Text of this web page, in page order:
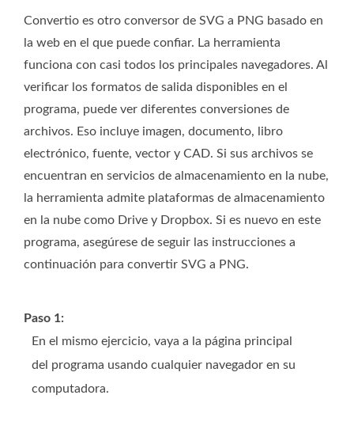
Convertio es otro conversor de SVG a PNG basado en
la web en el que puede confiar. La herramienta
funciona con casi todos los principales navegadores. Al
verificar los formatos de salida disponibles en el
programa, puede ver diferentes conversiones de
archivos. Eso incluye imagen, documento, libro
electrónico, fuente, vector y CAD. Si sus archivos se
encuentran en servicios de almacenamiento en la nube,
la herramienta admite plataformas de almacenamiento
en la nube como Drive y Dropbox. Si es nuevo en este
programa, asegúrese de seguir las instrucciones a
continuación para convertir SVG a PNG.
Paso 1:
En el mismo ejercicio, vaya a la página principal
del programa usando cualquier navegador en su
computadora.